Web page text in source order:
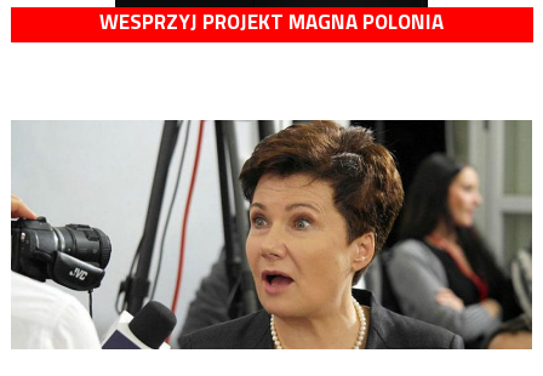
WESPRZYJ PROJEKT MAGNA POLONIA